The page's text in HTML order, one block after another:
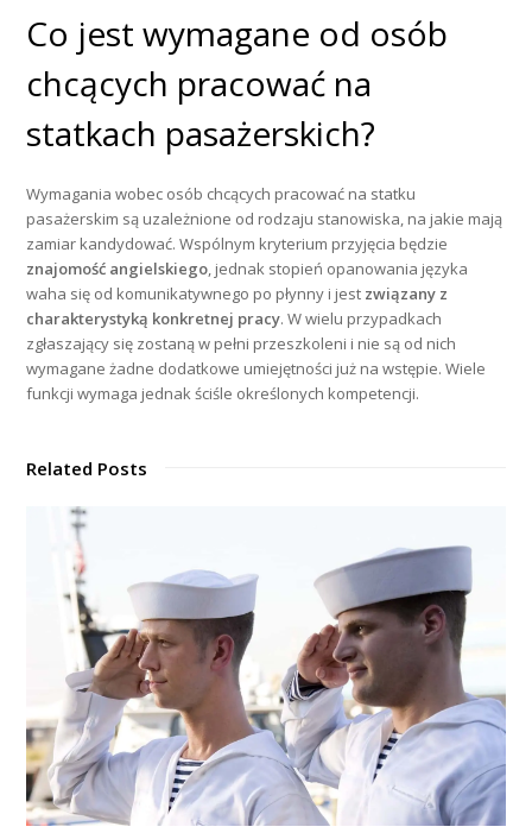
Co jest wymagane od osób
chcących pracować na
statkach pasażerskich?
Wymagania wobec osób chcących pracować na statku
pasażerskim są uzależnione od rodzaju stanowiska, na jakie mają
zamiar kandydować. Wspólnym kryterium przyjęcia będzie
znajomość angielskiego, jednak stopień opanowania języka
waha się od komunikatywnego po płynny i jest związany z
charakterystyką konkretnej pracy. W wielu przypadkach
zgłaszający się zostaną w pełni przeszkoleni i nie są od nich
wymagane żadne dodatkowe umiejętności już na wstępie. Wiele
funkcji wymaga jednak ściśle określonych kompetencji.
Related Posts